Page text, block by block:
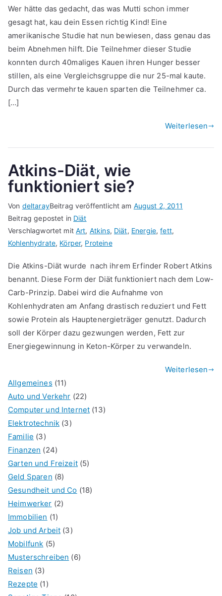
Wer hätte das gedacht, das was Mutti schon immer
gesagt hat, kau dein Essen richtig Kind! Eine
amerikanische Studie hat nun bewiesen, dass genau das
beim Abnehmen hilft. Die Teilnehmer dieser Studie
konnten durch 40maliges Kauen ihren Hunger besser
stillen, als eine Vergleichsgruppe die nur 25-mal kaute.
Durch das vermehrte kauen sparten die Teilnehmer ca.
[…]
Weiterlesen
Atkins-Diät, wie
funktioniert sie?
Von deltarayBeitrag veröffentlicht am August 2, 2011
Beitrag gepostet in Diät
Verschlagwortet mitArt, Atkins, Diät, Energie,fett,
Kohlenhydrate, Körper, Proteine
Die Atkins-Diät wurde nach ihrem Erfinder Robert Atkins
benannt. Diese Form der Diät funktioniert nach dem Low-
Carb-Prinzip. Dabei wird die Aufnahme von
Kohlenhydraten am Anfang drastisch reduziert und Fett
sowie Protein als Hauptenergieträger genutzt. Dadurch
soll der Körper dazu gezwungen werden, Fett zur
Energiegewinnung in Keton-Körper zu verwandeln.
Weiterlesen
Allgemeines (11)
Auto und Verkehr (22)
Computer und Internet (13)
Elektrotechnik (3)
Familie (3)
Finanzen (24)
Garten und Freizeit(5)
Geld Sparen (8)
Gesundheit und Co (18)
Heimwerker (2)
Immobilien (1)
Job und Arbeit (3)
Mobilfunk (5)
Musterschreiben (6)
Reisen (3)
Rezepte (1)